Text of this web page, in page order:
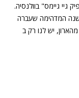
גיי גיימס" בוולנסיה.
המדהימה שעברה
יש לנו רק ב